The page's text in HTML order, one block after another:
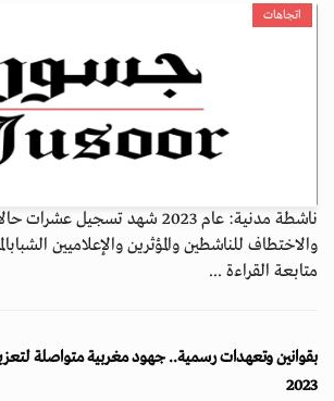
اتجاهات
ناشطة مدنية: عام 2023 شهد تسجيل
والاختطاف للناشطين والمؤثرين والإعلاميين
متابعة القراءة ...
بقوانين وتعهدات رسمية.. جهود مغربية متواصلة
2023